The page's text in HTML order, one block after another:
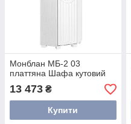
Монблан МБ-2 03
платтяна Шафа кутовий
13 473 ₴
Купити